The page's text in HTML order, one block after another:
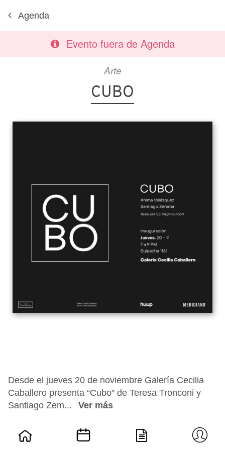
Agenda
Evento fuera de Agenda
Arte
CUBO
Desde el jueves 20 de noviembre Galería Cecilia
Caballero presenta “Cubo" de Teresa Tronconi y
Santiago Zem...
Ver más